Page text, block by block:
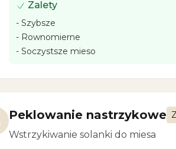
Zalety
- Szybsze
- Rownomierne
- Soczystsze mieso
Peklowanie nastrzykowe
Wstrzykiwanie solanki do miesa